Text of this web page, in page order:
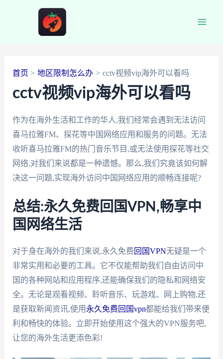
首页 地区限制怎么办 cctv视频vip海外可以看吗
cctv视频vip海外可以看吗
作为在海外生活和工作的华人,我们经常会遇到无法访问
喜马拉雅FM、探花等中国网络应用和服务的问题。无法
收听喜马拉雅FM的热门音乐节目,或无法使用探花等社交
网络,对我们来说都是一种遗憾。那么,我们究竟该如何解
决这一问题,实现海外访问中国网络应用的顺畅连接呢?
总结:永久免费回国VPN,畅享中
国网络生活
对于身在海外的我们来说,永久免费回国VPN无疑是一个
非常实用和必要的工具。它不仅能帮助我们自由访问中
国的各种网站和应用程序,还能确保我们的隐私和网络安
全。无论是观看视频、聆听音乐、玩游戏、网上购物,还
是获取新闻资讯,使用永久免费回国vpn都能给我们带来便
利和畅快的体验。立即开始使用这个强大的VPN服务吧,
让您的海外生活更添色彩!